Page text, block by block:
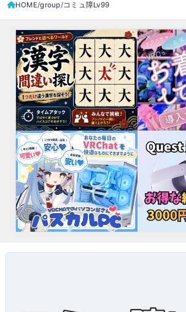
HOME group コミュ障Lv99